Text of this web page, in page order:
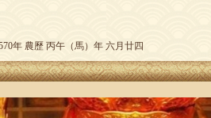
年 農歷 丙午（馬）年 六月廿四